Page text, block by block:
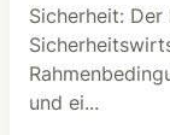
Sicherheit:
und ei...